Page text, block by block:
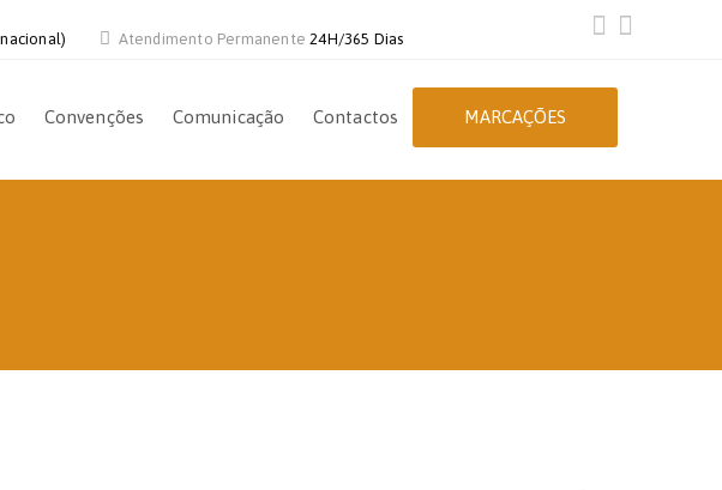
Atendimento Permanente24H/365 Dias
Convenções Comunicação Contactos MARCAÇÕES